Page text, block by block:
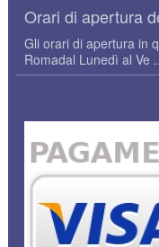
Orari di apertura
Gli orari di apertura in
Romadal Lunedì al Ve